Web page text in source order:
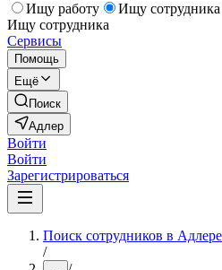
Ищу работу
Ищу сотрудника
Ищу сотрудника
Сервисы
Помощь
Ещё
Поиск
Адлер
Войти
Войти
Зарегистрироваться
Поиск сотрудников в Адлере
/